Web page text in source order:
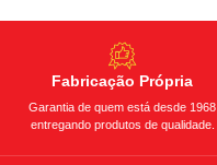
Fabricação Própria
Garantia de quem está desde 1968
entregando produtos de qualidade.